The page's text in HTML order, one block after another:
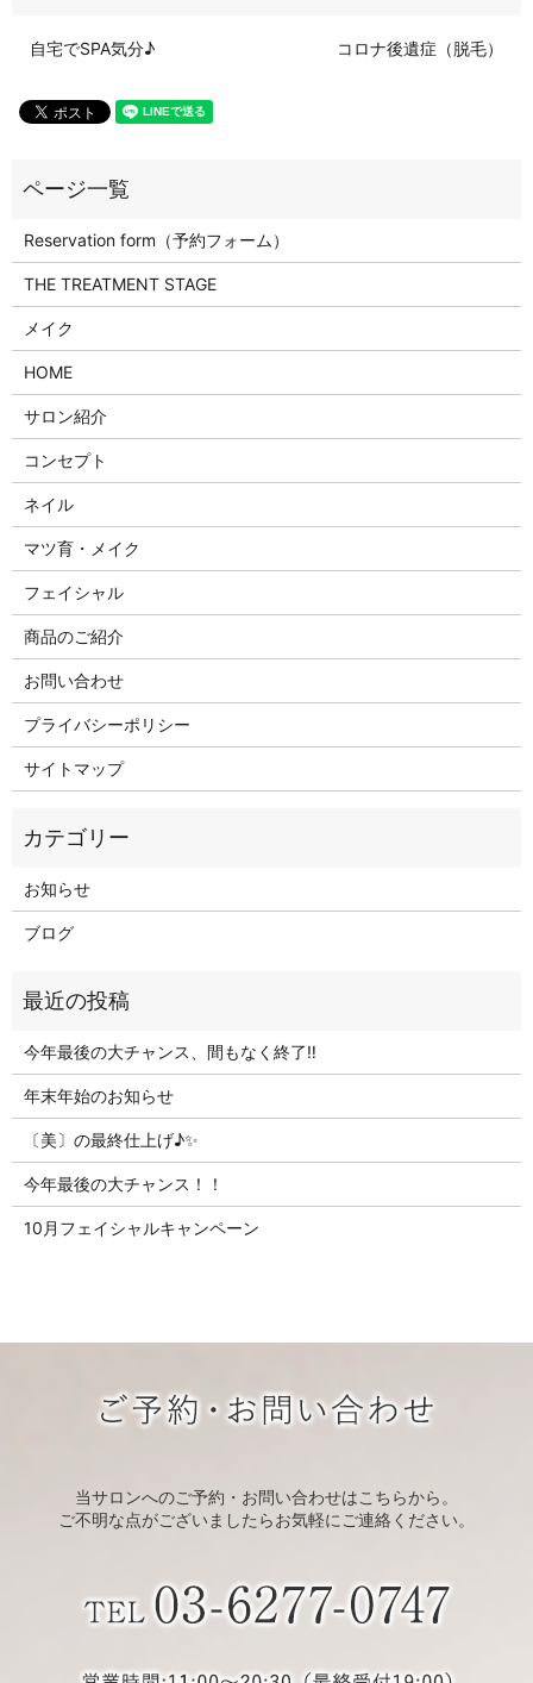
自宅でSPA気分♪ コロナ後遺症（脱毛）
Reservation form（予約フォーム）
THE TREATMENT STAGE
メイク
HOME
サロン紹介
コンセプト
ネイル
マツ育・メイク
フェイシャル
商品のご紹介
お問い合わせ
プライバシーポリシー
サイトマップ
お知らせ
ブログ
今年最後の大チャンス、間もなく終了‼
年末年始のお知らせ
〔美〕の最終仕上げ♪✨
今年最後の大チャンス！！
10月フェイシャルキャンペーン
当サロンへのご予約・お問い合わせはこちらから。
ご不明な点がございましたらお気軽にご連絡ください。